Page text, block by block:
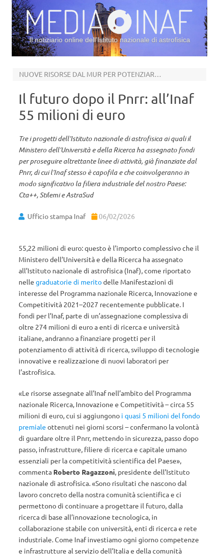
Il notiziario online dell’Istituto nazionale di astrofisica
NUOVE RISORSE DAL MUR PER POTENZIARE RICERCA, TECNOLOGIE E INFRASTRUTTURE
Il futuro dopo il Pnrr: all’Inaf
55 milioni di euro
Tre i progetti dell’Istituto nazionale di astrofisica ai quali il
Ministero dell’Università e della Ricerca ha assegnato fondi
per proseguire altrettante linee di attività, già finanziate dal
Pnrr, di cui l’Inaf stesso è capofila e che coinvolgeranno in
modo significativo la filiera industriale del nostro Paese:
Cta++, Stilemi e AstraSud
Ufficio stampa Inaf 06/02/2026
55,22 milioni di euro: questo è l’importo complessivo che il
Ministero dell’Università e della Ricerca ha assegnato
all’Istituto nazionale di astrofisica (Inaf), come riportato
nelle graduatorie di meritodelle Manifestazioni di
interesse del Programma nazionale Ricerca, Innovazione e
Competitività 2021–2027 recentemente pubblicate. I
fondi per l’Inaf, parte di un’assegnazione complessiva di
oltre 274 milioni di euro a enti di ricerca e università
italiane, andranno a finanziare progetti per il
potenziamento di attività di ricerca, sviluppo di tecnologie
innovative e realizzazione di nuovi laboratori per
l’astrofisica.
«Le risorse assegnate all’Inaf nell’ambito del Programma
nazionale Ricerca, Innovazione e Competitività – circa 55
milioni di euro, cui si aggiungono i quasi 5 milioni del fondo
premiale ottenuti nei giorni scorsi – confermano la volontà
di guardare oltre il Pnrr, mettendo in sicurezza, passo dopo
passo, infrastrutture, filiere di ricerca e capitale umano
essenziali per la competitività scientifica del Paese»,
commenta Roberto Ragazzoni, presidente dell’Istituto
nazionale di astrofisica. «Sono risultati che nascono dal
lavoro concreto della nostra comunità scientifica e ci
permettono di continuare a progettare il futuro, dalla
ricerca di base all’innovazione tecnologica, in
collaborazione stabile con università, enti di ricerca e rete
industriale. Come Inaf investiamo ogni giorno competenze
e infrastrutture al servizio dell’Italia e della comunità